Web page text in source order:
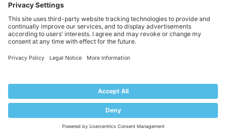
Partner Program
COMMUNITY
the Plesk logo are trademarks of WebPros International GmbH.